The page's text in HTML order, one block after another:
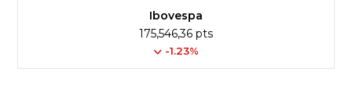
Ibovespa
175,546,36 pts
-1.23%